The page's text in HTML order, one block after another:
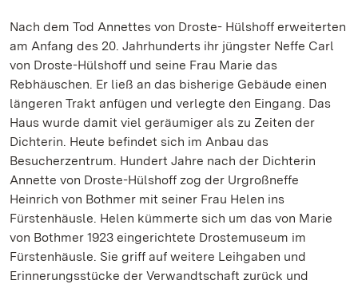
Nach dem Tod Annettes von Droste- Hülshoff erweiterten
am Anfang des 20. Jahrhunderts ihr jüngster Neffe Carl
von Droste-Hülshoff und seine Frau Marie das
Rebhäuschen. Er ließ an das bisherige Gebäude einen
längeren Trakt anfügen und verlegte den Eingang. Das
Haus wurde damit viel geräumiger als zu Zeiten der
Dichterin. Heute befindet sich im Anbau das
Besucherzentrum. Hundert Jahre nach der Dichterin
Annette von Droste-Hülshoff zog der Urgroßneffe
Heinrich von Bothmer mit seiner Frau Helen ins
Fürstenhäusle. Helen kümmerte sich um das von Marie
von Bothmer 1923 eingerichtete Drostemuseum im
Fürstenhäusle. Sie griff auf weitere Leihgaben und
Erinnerungsstücke der Verwandtschaft zurück und